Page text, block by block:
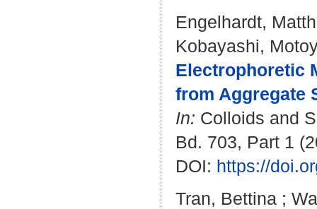
Engelhardt,
Kobayashi,
Electrophoretic
from Aggregate
In: Colloids and
Bd. 703, Part 1
DOI: https://
Tran, Bettina ;